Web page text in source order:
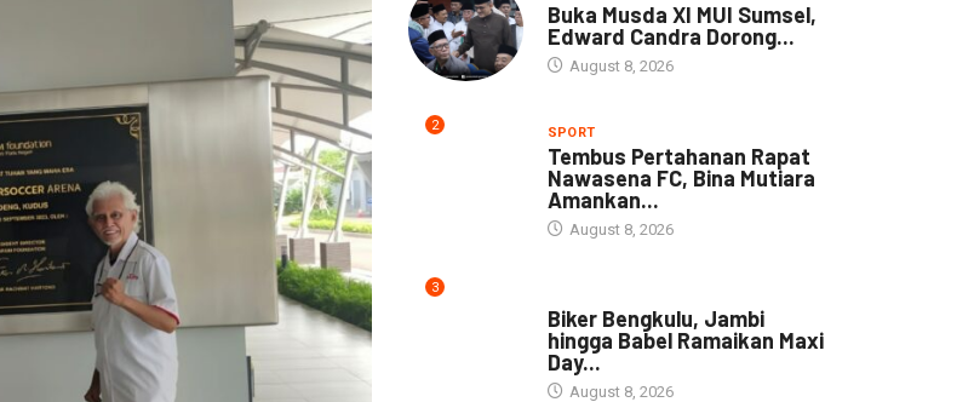
Buka Musda XI MUI Sumsel,
Edward Candra Dorong...
August 8, 2026
2 SPORT
Tembus Pertahanan Rapat
Nawasena FC, Bina Mutiara
Amankan...
August 8, 2026
3
Biker Bengkulu, Jambi
hingga Babel Ramaikan Maxi
Day...
August 8, 2026